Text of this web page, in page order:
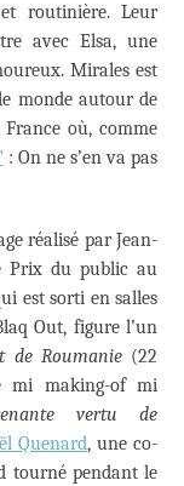
routinière. Leur
avec Elsa, une
Mirales est
monde autour de
où, comme
: On ne s’en va pas
réalisé par Jean-
Prix du public au
est sorti en salles
Out, figure l’un
de Roumanie(22
mi making-of mi
vertu de
Quenard, une co-
tourné pendant le